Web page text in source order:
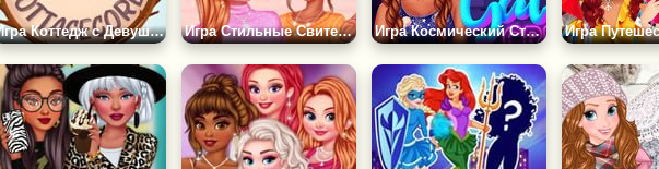
Игра Коттедж с Девушками из Тик Тока Игра Стильные Свитера Принцесс Игра Космический Стиль от Принцесс